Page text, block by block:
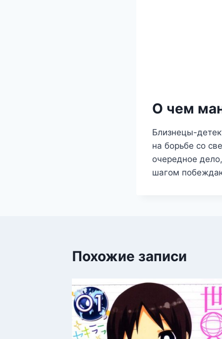
О чем
Близнецы-
на борьбе со
очередное
шагом
Похожие записи